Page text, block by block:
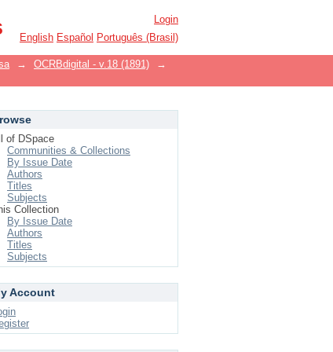
Login
English Español Português (Brasil)
→ OCRBdigital - v.18 (1891)
→
of DSpace
Communities & Collections
By Issue Date
Authors
Titles
Subjects
Collection
By Issue Date
Authors
Titles
Subjects
Account